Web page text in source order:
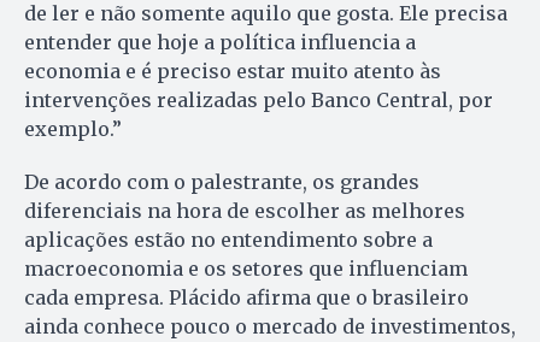
de ler e não somente aquilo que gosta. Ele precisa
entender que hoje a política influencia a
economia e é preciso estar muito atento às
intervenções realizadas pelo Banco Central, por
exemplo.”
De acordo com o palestrante, os grandes
diferenciais na hora de escolher as melhores
aplicações estão no entendimento sobre a
macroeconomia e os setores que influenciam
cada empresa. Plácido afirma que o brasileiro
ainda conhece pouco o mercado de investimentos,